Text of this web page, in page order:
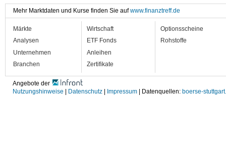
Mehr Marktdaten und Kurse finden Sie aufwww.finanztreff.de
Märkte
Analysen
Unternehmen
Branchen
Wirtschaft
ETF Fonds
Anleihen
Zertifikate
Optionsscheine
Rohstoffe
Angebote der
Nutzungshinweise | Datenschutz | Impressum | Datenquellen: boerse-